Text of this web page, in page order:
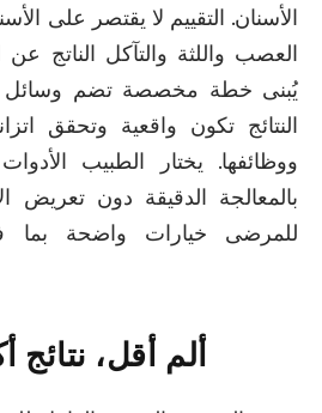
الأسنان. التقييم لا يقتصر على
العصب واللثة والتآكل الناتج عن
يُبنى خطة مخصصة تضم وسائل
النتائج تكون واقعية وتحقق
ووظائفها. يختار الطبيب
بالمعالجة الدقيقة دون تعريض
للمرضى خيارات واضحة بما
ألم أقل، نتائج